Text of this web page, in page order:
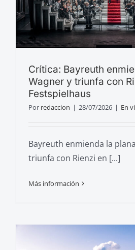
Crítica: Bayreuth
Wagner y triunfa con
Festspielhaus
Por redaccion | 28/07/2026 | En
Bayreuth enmienda la
triunfa con Rienzi en [...]
Más información